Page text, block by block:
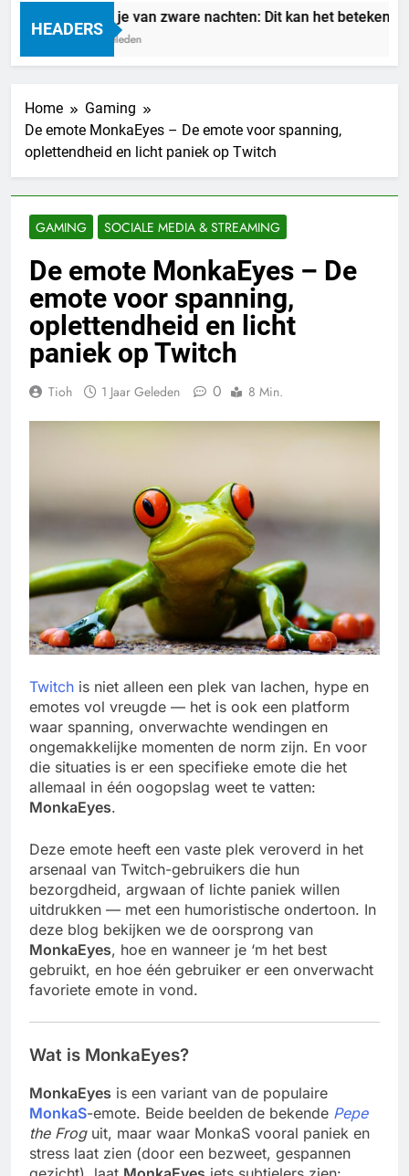
HEADERS
Droom je van zware nachten: Dit kan het betekenen
1 Dag Geleden
Home
Gaming
De emote MonkaEyes – De emote voor spanning,
oplettendheid en licht paniek op Twitch
GAMING SOCIALE MEDIA & STREAMING
De emote MonkaEyes – De
emote voor spanning,
oplettendheid en licht
paniek op Twitch
Tioh 1 Jaar Geleden 0 8 Min.
Twitch is niet alleen een plek van lachen, hype en
emotes vol vreugde — het is ook een platform
waar spanning, onverwachte wendingen en
ongemakkelijke momenten de norm zijn. En voor
die situaties is er een specifieke emote die het
allemaal in één oogopslag weet te vatten:
MonkaEyes.
Deze emote heeft een vaste plek veroverd in het
arsenaal van Twitch-gebruikers die hun
bezorgdheid, argwaan of lichte paniek willen
uitdrukken — met een humoristische ondertoon. In
deze blog bekijken we de oorsprong van
MonkaEyes, hoe en wanneer je ‘m het best
gebruikt, en hoe één gebruiker er een onverwacht
favoriete emote in vond.
Wat is MonkaEyes?
MonkaEyes is een variant van de populaire
MonkaS-emote. Beide beelden de bekende Pepe
the Froguit, maar waar MonkaS vooral paniek en
stress laat zien (door een bezweet, gespannen